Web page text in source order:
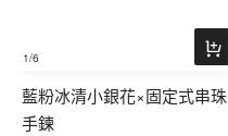
1/6
藍粉冰清小銀花×固定式串珠
手鍊